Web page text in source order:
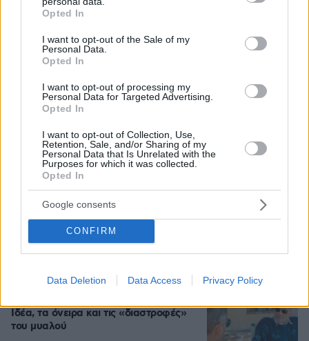
grant or deny consent to Google and its third-party tags to
use your data for below specified purposes in below Google
consent section.
Opted In
I want to opt-out of the Sale of my
Personal Data.
Opted In
I want to opt-out of processing my
Personal Data for Targeted Advertising.
Opted In
I want to opt-out of Collection, Use,
Retention, Sale, and/or Sharing of my
Personal Data that Is Unrelated with the
Purposes for which it was collected.
Opted In
Google consents
CONFIRM
Data Deletion Data Access Privacy Policy
Πώς διασώθηκε ο 33χρονος από τον
βράχο των 20 μέτρων στη Μήλο, δείτε
Φυριπλάκα
10.08.2026, 16:32
Forbes: Οι καλύτεροι προορισμοί στον
κόσμο για να ζήσεις μετά την
σύνταξη, ανάμεσά τους και τέσσερις
πόλεις της Ελλάδας
10.08.2026, 11:37
Όταν ο Στέλιος Ράμφος μιλούσε στον
Ιδέα, τα όνειρα και τις «διαστροφές»
του μυαλού